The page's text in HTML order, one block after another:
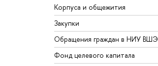
Корпуса и общежития
Закупки
Обращения граждан в НИУ ВШЭ
Фонд целевого капитала